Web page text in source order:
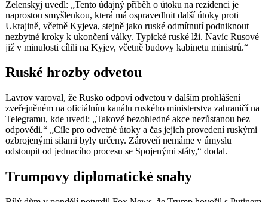
Zelenskyj uvedl: „Tento údajný příběh o útoku na rezidenci je
naprostou smyšlenkou, která má ospravedlnit další útoky proti
Ukrajině, včetně Kyjeva, stejně jako ruské odmítnutí podniknout
nezbytné kroky k ukončení války. Typické ruské lži. Navíc Rusové
již v minulosti cílili na Kyjev, včetně budovy kabinetu ministrů.“
Ruské hrozby odvetou
Lavrov varoval, že Rusko odpoví odvetou v dalším prohlášení
zveřejněném na oficiálním kanálu ruského ministerstva zahraničí na
Telegramu, kde uvedl: „Takové bezohledné akce nezůstanou bez
odpovědi.“ „Cíle pro odvetné útoky a čas jejich provedení ruskými
ozbrojenými silami byly určeny. Zároveň nemáme v úmyslu
odstoupit od jednacího procesu se Spojenými státy,“ dodal.
Trumpovy diplomatické snahy